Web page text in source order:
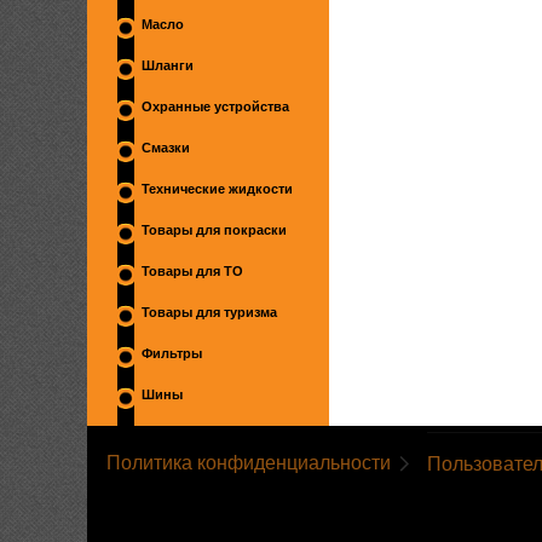
Масло
Шланги
Охранные устройства
Смазки
Технические жидкости
Товары для покраски
Товары для ТО
Товары для туризма
Фильтры
Шины
Политика конфиденциальности